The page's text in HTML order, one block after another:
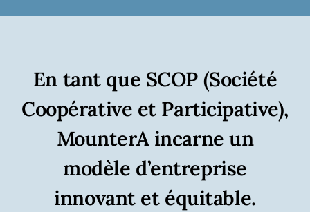
En tant que SCOP (Société
Coopérative et Participative),
MounterA incarne un
modèle d’entreprise
innovant et équitable.